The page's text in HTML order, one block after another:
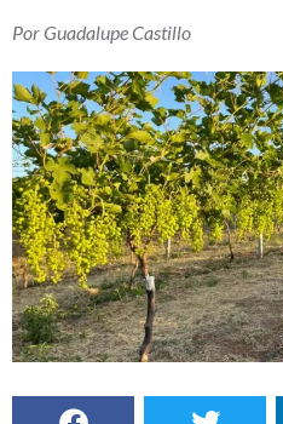
PorGuadalupe Castillo